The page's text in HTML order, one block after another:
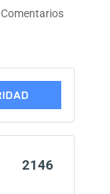
2146